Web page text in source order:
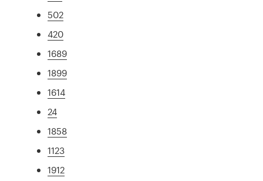
502
420
1689
1899
1614
24
1858
1123
1912